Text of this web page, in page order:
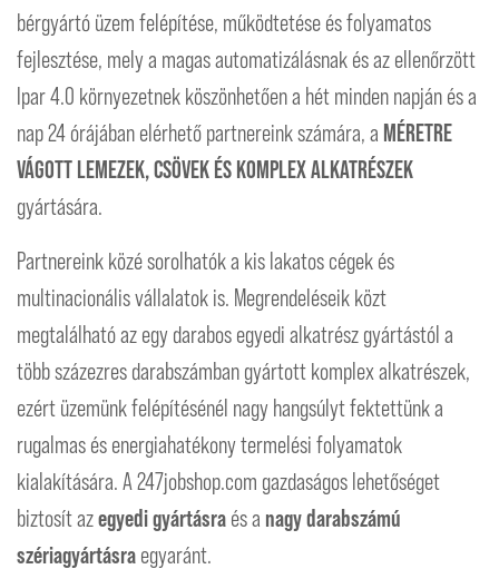
bérgyártó üzem felépítése, működtetése és folyamatos
fejlesztése, mely a magas automatizálásnak és az ellenőrzött
Ipar 4.0 környezetnek köszönhetően a hét minden napján és a
nap 24 órájában elérhető partnereink számára, a MÉRETRE
VÁGOTT LEMEZEK, CSÖVEK ÉS KOMPLEX ALKATRÉSZEK
gyártására.
Partnereink közé sorolhatók a kis lakatos cégek és
multinacionális vállalatok is. Megrendeléseik közt
megtalálható az egy darabos egyedi alkatrész gyártástól a
több százezres darabszámban gyártott komplex alkatrészek,
ezért üzemünk felépítésénél nagy hangsúlyt fektettünk a
rugalmas és energiahatékony termelési folyamatok
kialakítására. A 247jobshop.com gazdaságos lehetőséget
biztosít azegyedi gyártásraés a nagy darabszámú
szériagyártásraegyaránt.